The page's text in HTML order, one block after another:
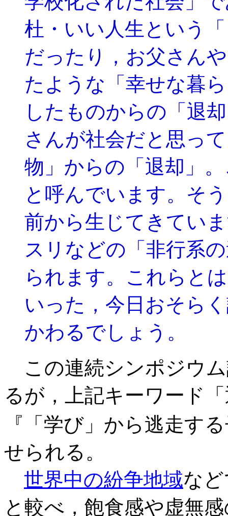
杜・いい人生という
だったり，お父さん
たような「幸せな暮
したものからの「退
さんが社会だと思っ
物」からの「退却」
と呼んでいます。そ
前から生じてきてい
スリなどの「非行系
られます。これらと
いった，今日おそら
かわるでしょう。
この連続シンポジウ
るが，上記キーワード
『「学び」から逃走す
せられる。
世界中の紛争地域な
と較べ，飽食感や虚無